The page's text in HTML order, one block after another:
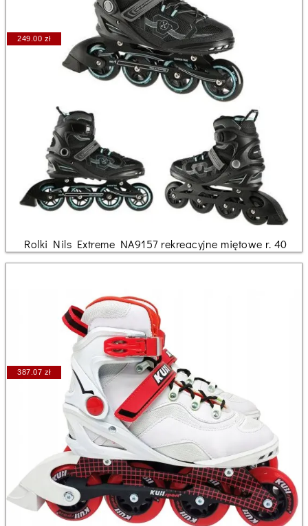
249.00 zł
Rolki Nils Extreme NA9157 rekreacyjne miętowe r. 40
387.07 zł